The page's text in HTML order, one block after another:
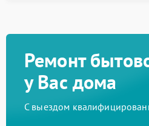
Ремонт
у Вас дома
С выездом